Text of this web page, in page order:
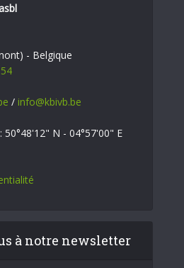
- Belgique
/ info@kbivb.be
50°48'12" N - 04°57'00" E
à notre newsletter